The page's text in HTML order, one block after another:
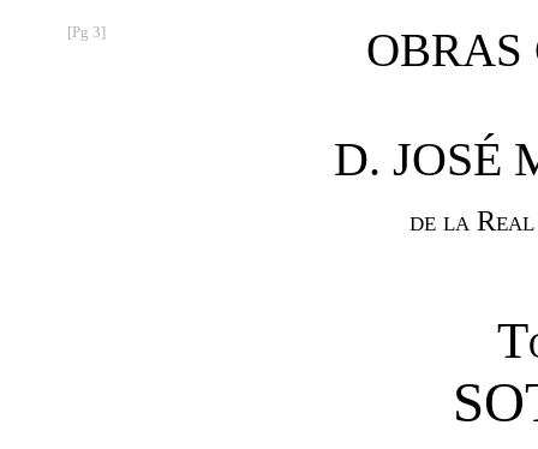
[Pg 3] OBRAS
D. JOSÉ
de la Real